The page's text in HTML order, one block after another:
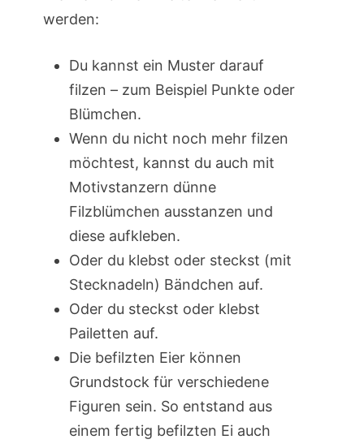
werden:
Du kannst ein Muster darauf
filzen – zum Beispiel Punkte oder
Blümchen.
Wenn du nicht noch mehr filzen
möchtest, kannst du auch mit
Motivstanzern dünne
Filzblümchen ausstanzen und
diese aufkleben.
Oder du klebst oder steckst (mit
Stecknadeln) Bändchen auf.
Oder du steckst oder klebst
Pailetten auf.
Die befilzten Eier können
Grundstock für verschiedene
Figuren sein. So entstand aus
einem fertig befilzten Ei auch